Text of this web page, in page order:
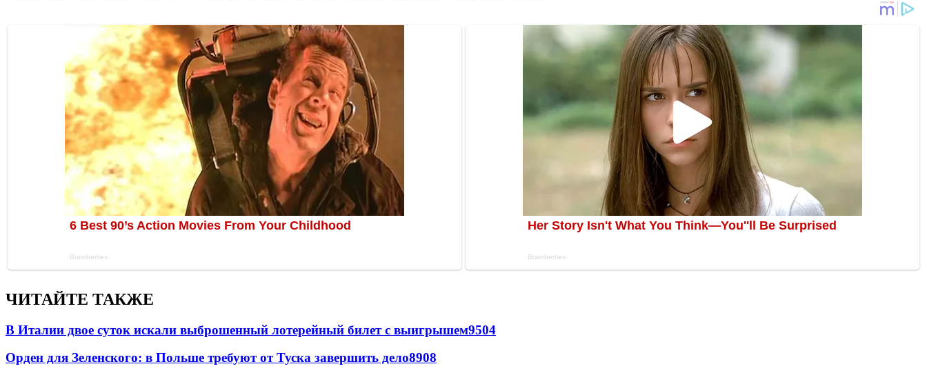
ЧИТАЙТЕ ТАКЖЕ
В Италии двое суток искали выброшенный лотерейный билет с выигрышем9504
Орден для Зеленского: в Польше требуют от Туска завершить дело8908